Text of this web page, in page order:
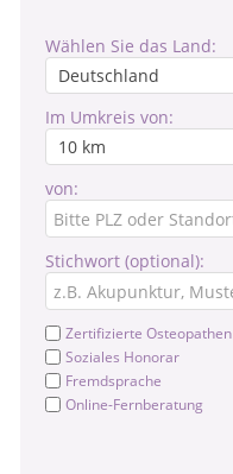
Wählen Sie das Land:
Im Umkreis von:
von:
Stichwort (optional):
Zertifizierte Osteopathen
Soziales Honorar
Fremdsprache
Online-Fernberatung